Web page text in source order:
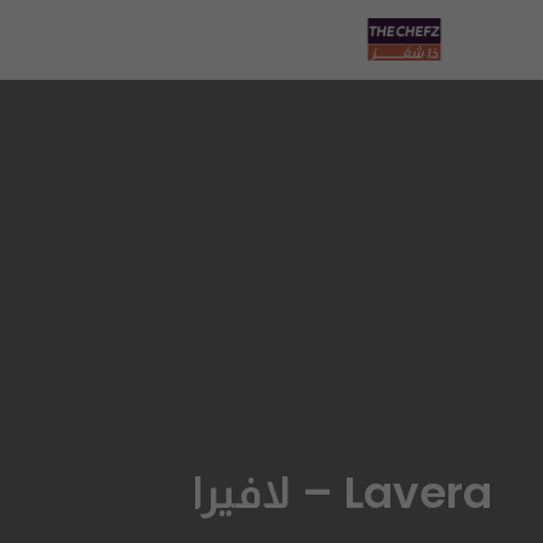
Lavera – لافيرا